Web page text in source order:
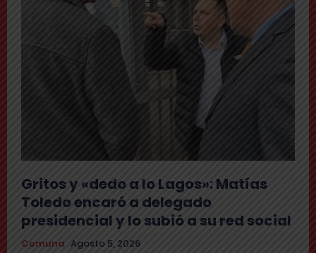
Gritos y «dedo a lo Lagos»: Matías
Toledo encaró a delegado
presidencial y lo subió a su red social
Comuna Agosto 5, 2026